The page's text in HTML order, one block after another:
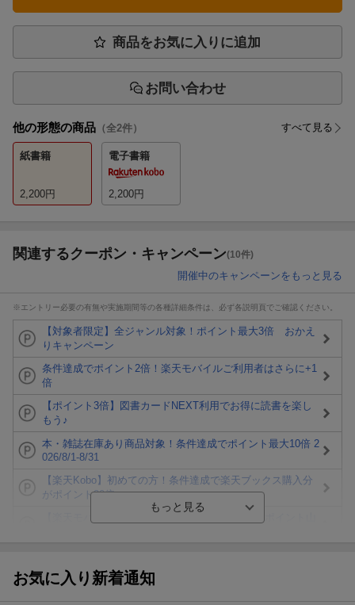
商品をお気に入りに追加
お問い合わせ
他の形態の商品 （全2件） すべて見る
紙書籍
2,200円
電子書籍
2,200円
関連するクーポン・キャンペーン(10件)
開催中のキャンペーンをもっと見る
※エントリー必要の有無や実施期間等の各種詳細条件は、必ず各説明頁でご確認ください。
【対象者限定】全ジャンル対象！ポイント最大3倍 おかえ
りキャンペーン
条件達成でポイント2倍！楽天モバイルご利用者はさらに+1
倍
【ポイント3倍】図書カードNEXT利用でお得に読書を楽し
もう♪
本・雑誌在庫あり商品対象！条件達成でポイント最大10倍 2
026/8/1-8/31
【楽天Kobo】初めての方！条件達成で楽天ブックス購入分
がポイント20倍
ト山分け
お気に入り新着通知